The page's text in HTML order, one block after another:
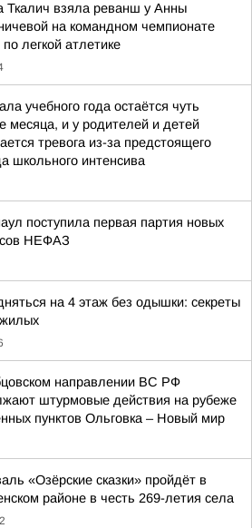
Ткалич взяла реванш у Анны
на командном чемпионате
по легкой атлетике
учебного года остаётся чуть
месяца, и у родителей и детей
тревога из-за предстоящего
школьного интенсива
поступила первая партия новых
НЕФАЗ
на 4 этаж без одышки: секреты
направлении ВС РФ
штурмовые действия на рубеже
пунктов Ольговка – Новый мир
«Озёрские сказки» пройдёт в
районе в честь 269-летия села